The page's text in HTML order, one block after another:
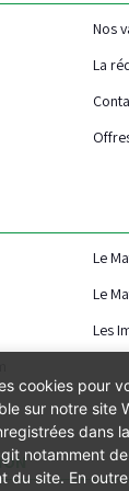
Nos
La
Le
Le
Les
cookies pour
sur notre site
dans
notamment
du site. En